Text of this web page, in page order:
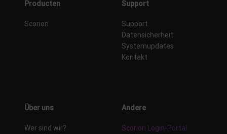
Producten
Scorion
Support
Support
Datensicherheit
Systemupdates
Kontakt
Über uns
Wer sind wir?
Andere
Scorion Login-Portal